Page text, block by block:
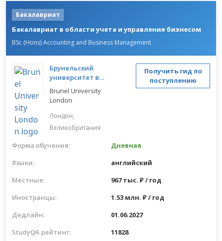
Бакалавриат
Бакалавриат в области учета и управления бизнесом
BSc (Hons) Accounting and Business Management
Брунельский
университет в
Лондоне
Brunel University
London
Лондон,
Великобритания
Получить гид по
поступлению
Форма обучения:
Дневная
Языки:
английский
Местные:
967 тыс. ₽ / год
Иностранцы:
1.53 млн. ₽ / год
Дедлайн:
01.06.2027
StudyQA рейтинг:
11828